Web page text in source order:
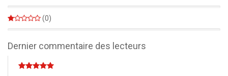
(0)
Dernier commentaire des lecteurs